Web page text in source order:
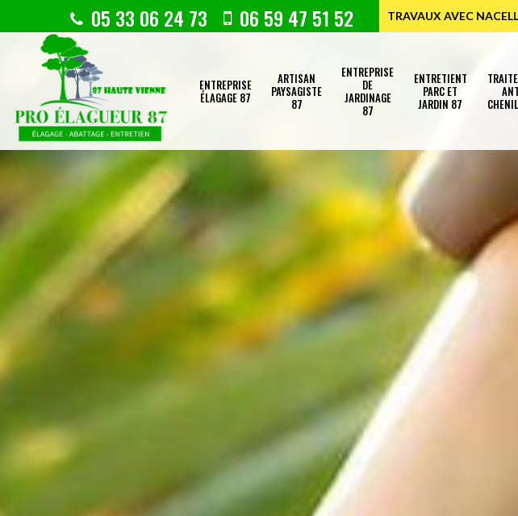
05 33 06 24 73 06 59 47 51 52 TRAVAUX AVEC
ENTREPRISE
ÉLAGAGE 87
ARTISAN
PAYSAGISTE
87
ENTREPRISE
DE
JARDINAGE
87
ENTRETIENT
PARC ET
JARDIN 87